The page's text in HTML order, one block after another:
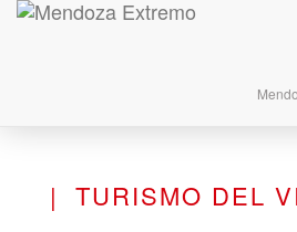
TURISMO DEL